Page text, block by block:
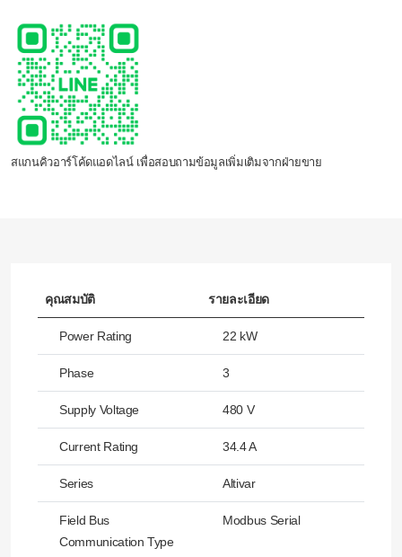
สแกนคิวอาร์โค้ดแอดไลน์ เพื่อสอบถามข้อมูลเพิ่มเติมจากฝ่ายขาย
คุณสมบัติ รายละเอียด
Power Rating 22 kW
Phase 3
Supply Voltage 480 V
Current Rating 34.4 A
Series Altivar
Field Bus
Communication Type
Modbus Serial